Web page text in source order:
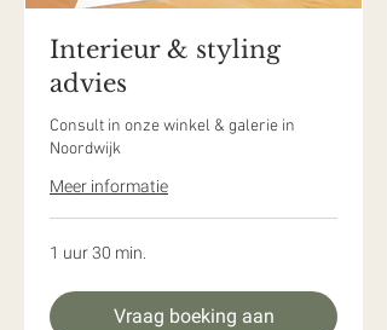
Interieur & styling
advies
Consult in onze winkel & galerie in
Noordwijk
Meer informatie
1 uur 30 min.
Vraag boeking aan